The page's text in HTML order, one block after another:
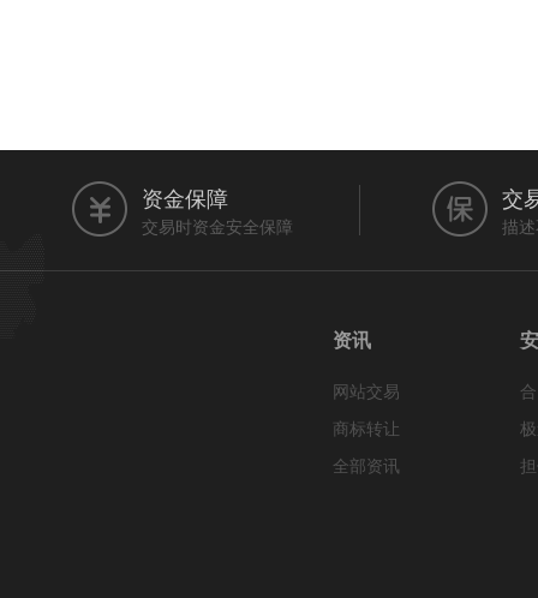
资金保障
交易时资金安全保障
交
描
资讯
网站交易
商标转让
全部资讯